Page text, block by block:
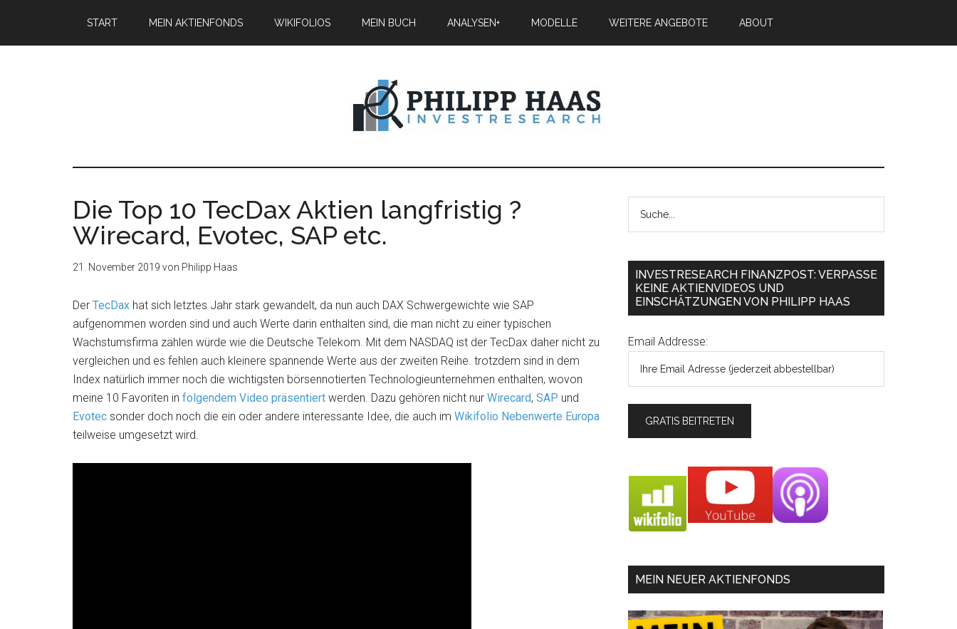
START MEIN AKTIENFONDS WIKIFOLIOS MEIN BUCH ANALYSEN+ MODELLE WEITERE ANGEBOTE ABOUT
Die Top 10 TecDax Aktien langfristig ?
Wirecard, Evotec, SAP etc.
21. November 2019 von Philipp Haas
Der TecDax hat sich letztes Jahr stark gewandelt, da nun auch DAX Schwergewichte wie SAP
aufgenommen worden sind und auch Werte darin enthalten sind, die man nicht zu einer typischen
Wachstumsfirma zählen würde wie die Deutsche Telekom. Mit dem NASDAQ ist der TecDax daher nicht zu
vergleichen und es fehlen auch kleinere spannende Werte aus der zweiten Reihe. trotzdem sind in dem
Index natürlich immer noch die wichtigsten börsennotierten Technologieunternehmen enthalten, wovon
meine 10 Favoriten in folgendem Video präsentiert werden. Dazu gehören nicht nur Wirecard, SAP und
Evotec sonder doch noch die ein oder andere interessante Idee, die auch im Wikifolio Nebenwerte Europa
teilweise umgesetzt wird.
INVESTRESEARCH FINANZPOST: VERPASSE
KEINE AKTIENVIDEOS UND
EINSCHÄTZUNGEN VON PHILIPP HAAS
Email Addresse:
MEIN NEUER AKTIENFONDS